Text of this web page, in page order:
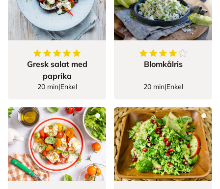
5av5stjerner
Gresk salat med
paprika
20 min|Enkel
4av5stjerner
Blomkålris
20 min|Enkel